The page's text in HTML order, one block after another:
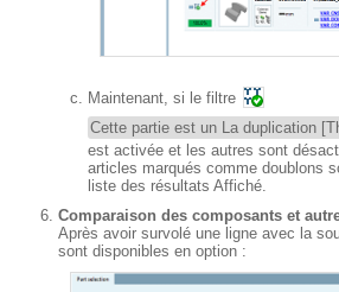
Maintenant, si le filtre
Cette partie est un La duplication
est activée et les autres sont
articles marqués comme doublons
liste des résultats Affiché.
Comparaison des composants et
Après avoir survolé une ligne avec la
sont disponibles en option :